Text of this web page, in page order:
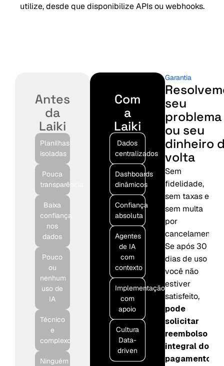
utilize, desde que disponibilize APIs ou webhooks.
Antes
da
Laiki
Planilhas
isoladas
Pouca
transparência
Baixa
confiança
nos
dados
Pouco
ou
nenhum
uso de
IA
Técnico
e
complexo
Ninguém
Com
a
Laiki
Dados
centralizados
Dashboards
dinâmicos
Confiança
absoluta
Agentes
de IA
com
contexto
Implementação
com
apoio
Cultura
Data-
driven
Garantia
seu
problema
ou seu
dinheiro
volta
Sem
fidelidade,
sem taxas e
sem multa
por
cancelamento.
Se após 30
dias de uso
você não
estiver
satisfeito,
pode
solicitar
reembolso
integral do
pagamento.